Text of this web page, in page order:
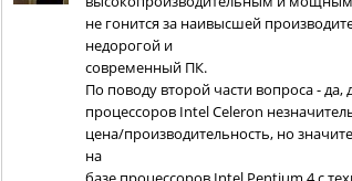
не гонится за наивысшей
недорогой и
современный ПК.
По поводу второй части вопроса - да,
процессоров Intel Celeron
цена/производительность, но
на